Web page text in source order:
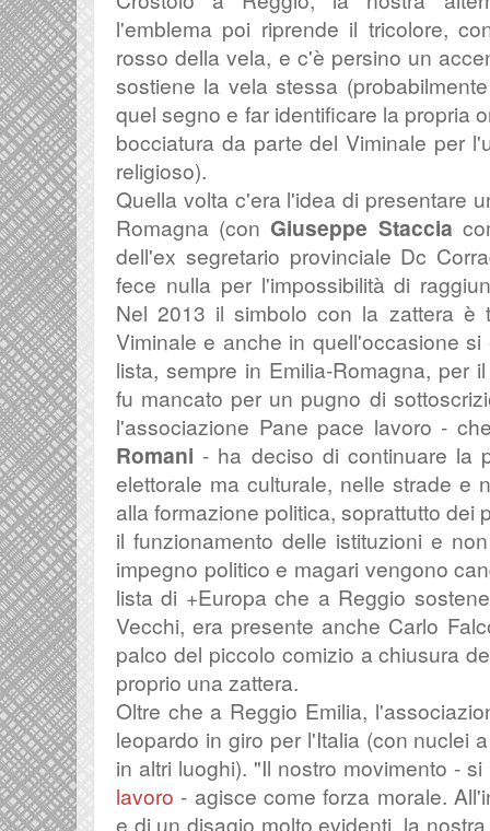
l'emblema poi riprende il tricolore,
rosso della vela, e c'è persino un
sostiene la vela stessa
quel segno e far identificare la propria
bocciatura da parte del Viminale per
religioso).
Quella volta c'era l'idea di presentare
Romagna (con Giuseppe Staccia
dell'ex segretario provinciale Dc
fece nulla per l'impossibilità di
Nel 2013 il simbolo con la zattera è
Viminale e anche in quell'occasione
lista, sempre in Emilia-Romagna, per
fu mancato per un pugno di
l'associazione Pane pace lavoro -
Romani - ha deciso di continuare la
elettorale ma culturale, nelle strade e
alla formazione politica, soprattutto dei
il funzionamento delle istituzioni e
impegno politico e magari vengono
lista di +Europa che a Reggio
Vecchi, era presente anche Carlo
palco del piccolo comizio a chiusura
proprio una zattera.
Oltre che a Reggio Emilia,
leopardo in giro per l'Italia (con nuclei
in altri luoghi). "Il nostro movimento -
lavoro - agisce come forza morale.
e di un disagio molto evidenti, la